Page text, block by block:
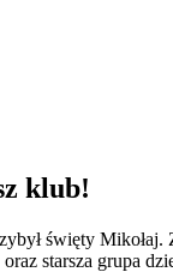
klub!
święty
starsza grupa